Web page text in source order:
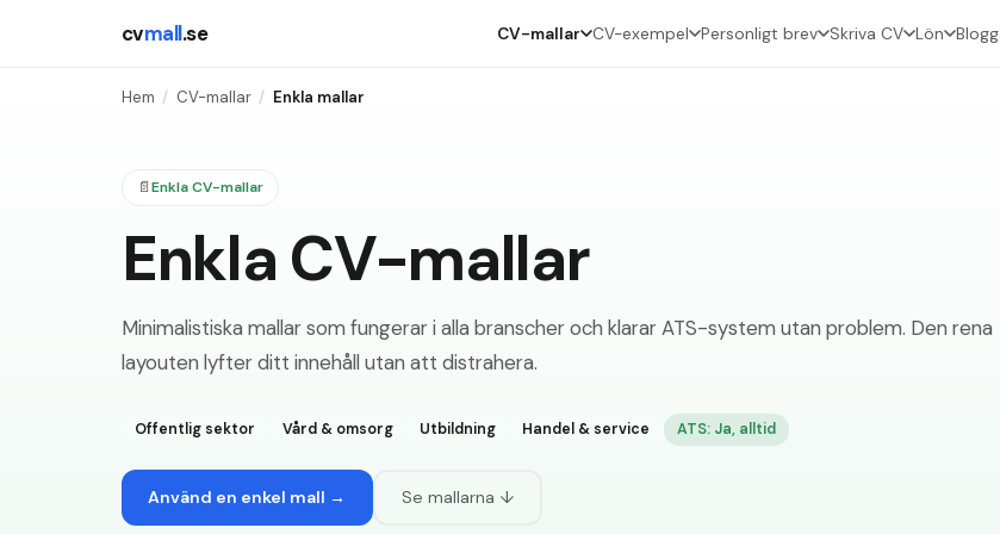
cvmall.se CV-mallar CV-exempel Personligt brev Skriva CV Lön Blogg
Hem / CV-mallar / Enkla mallar
📄EnklaCV-mallar
Enkla CV-mallar
Minimalistiska mallar som fungerar i alla branscher och klarar ATS-system utan problem. Den rena
layouten lyfter ditt innehåll utan att distrahera.
Offentlig sektor Vård & omsorg Utbildning Handel & service ATS: Ja, alltid
Använd en enkel mall → Se mallarna ↓